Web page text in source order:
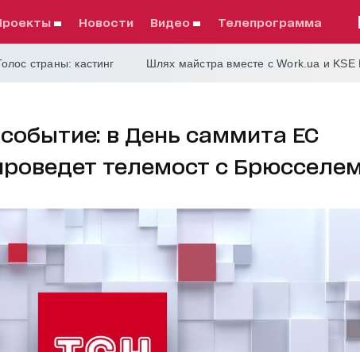
проекты Новости видео телепрограмма
страны: кастинг Шлях майстра вместе с Work.ua и KSE
в День саммита ЕС
телемост с